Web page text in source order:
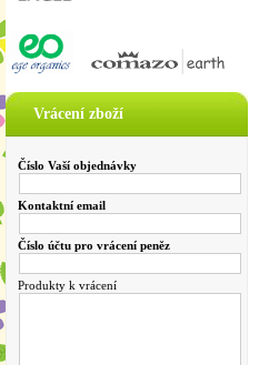
Vrácení zboží
Číslo Vaší objednávky
Kontaktní email
Číslo účtu pro vrácení peněz
Produkty k vrácení